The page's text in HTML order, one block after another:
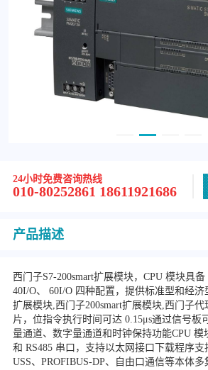
24小时免费咨询热线
010-80252861 18611921686
产品描述
西门子S7-200smart扩展模块，CPU 模块具备
40I/O、 60I/O 四种配置，提供标准型和经济
扩展模块,西门子200smart扩展模块,西门子
片，位指令执行时间可达 0.15μs通过信号板
量通道、数字量通道和时钟保持功能CPU 模
和 RS485 串口，支持以太网接口下载程序支
USS、PROFIBUS-DP、自由口通信等本体